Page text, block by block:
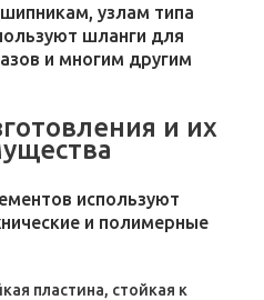
узлам типа
шланги для
и многим другим
и их
используют
и полимерные
пластина, стойкая к